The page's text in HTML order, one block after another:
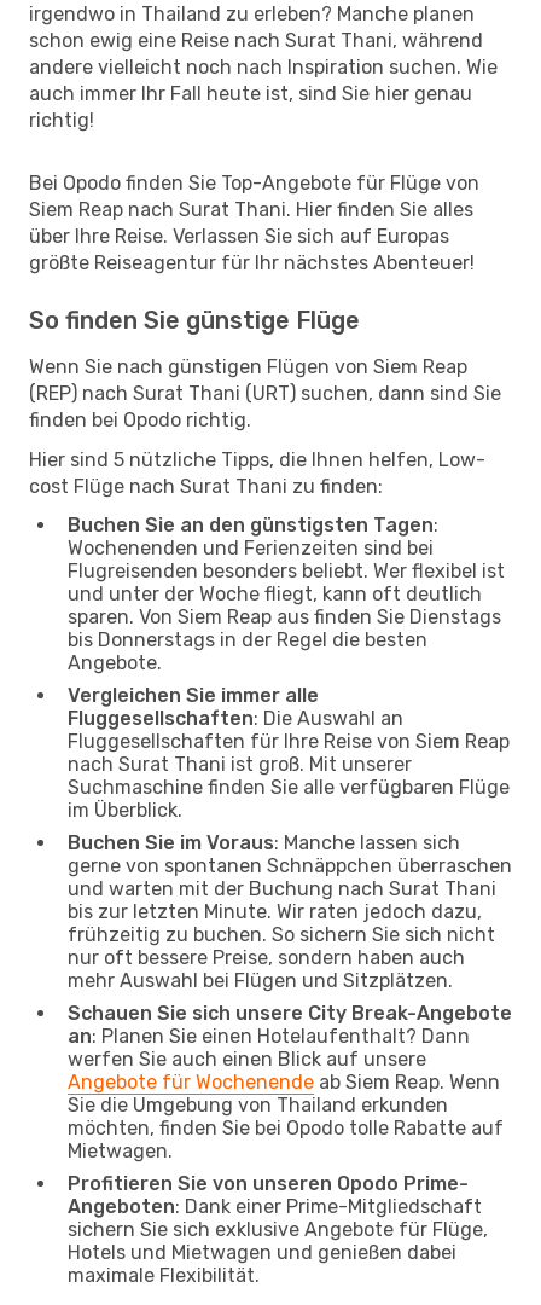
irgendwo in Thailand zu erleben? Manche planen
schon ewig eine Reise nach Surat Thani, während
andere vielleicht noch nach Inspiration suchen. Wie
auch immer Ihr Fall heute ist, sind Sie hier genau
richtig!
Bei Opodo finden Sie Top-Angebote für Flüge von
Siem Reap nach Surat Thani. Hier finden Sie alles
über Ihre Reise. Verlassen Sie sich auf Europas
größte Reiseagentur für Ihr nächstes Abenteuer!
So finden Sie günstige Flüge
Wenn Sie nach günstigen Flügen von Siem Reap
(REP) nach Surat Thani (URT) suchen, dann sind Sie
finden bei Opodo richtig.
Hier sind 5 nützliche Tipps, die Ihnen helfen, Low-
cost Flüge nach Surat Thani zu finden:
Buchen Sie an den günstigsten Tagen:
Wochenenden und Ferienzeiten sind bei
Flugreisenden besonders beliebt. Wer flexibel ist
und unter der Woche fliegt, kann oft deutlich
sparen. Von Siem Reap aus finden Sie Dienstags
bis Donnerstags in der Regel die besten
Angebote.
Vergleichen Sie immer alle
Fluggesellschaften: Die Auswahl an
Fluggesellschaften für Ihre Reise von Siem Reap
nach Surat Thani ist groß. Mit unserer
Suchmaschine finden Sie alle verfügbaren Flüge
im Überblick.
Buchen Sie im Voraus: Manche lassen sich
gerne von spontanen Schnäppchen überraschen
und warten mit der Buchung nach Surat Thani
bis zur letzten Minute. Wir raten jedoch dazu,
frühzeitig zu buchen. So sichern Sie sich nicht
nur oft bessere Preise, sondern haben auch
mehr Auswahl bei Flügen und Sitzplätzen.
Schauen Sie sich unsere City Break-Angebote
an: Planen Sie einen Hotelaufenthalt? Dann
werfen Sie auch einen Blick auf unsere
Angebote für Wochenende ab Siem Reap. Wenn
Sie die Umgebung von Thailand erkunden
möchten, finden Sie bei Opodo tolle Rabatte auf
Mietwagen.
Profitieren Sie von unseren Opodo Prime-
Angeboten: Dank einer Prime-Mitgliedschaft
sichern Sie sich exklusive Angebote für Flüge,
Hotels und Mietwagen und genießen dabei
maximale Flexibilität.